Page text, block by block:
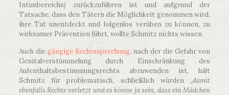
Intimbereichs) zurückzuführen ist und aufgrund der
Tatsache, dass den Tätern die Möglichkeit genommen wird,
ihre Tat unentdeckt und folgenlos verüben zu können, zu
wirksamer Prävention führt, wollte Schmitz nichts wissen.
Auch die gängige Rechtssprechung, nach der die Gefahr von
Genitalverstümmelung durch Einschränkung des
Aufenthaltsbestimmungsrechts abzuwenden ist, hält
Schmitz für problematisch, schließlich würden„damit
ebenfalls Rechte verletzt und es könne ja sein, dass ein Mädchen